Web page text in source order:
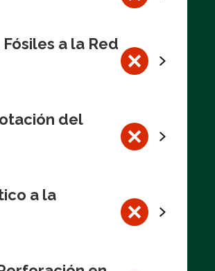
a la Red
del
a la